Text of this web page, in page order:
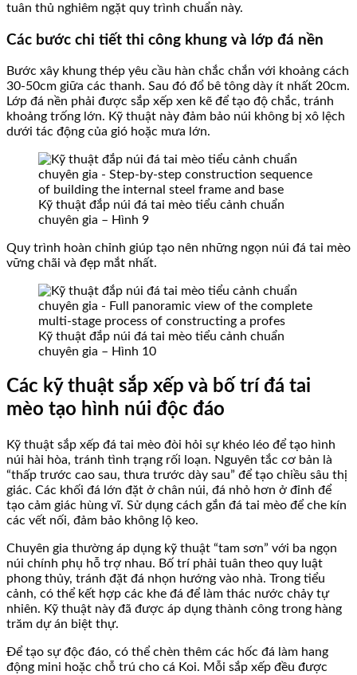
tuân thủ nghiêm ngặt quy trình chuẩn này.
Các bước chi tiết thi công khung và lớp đá nền
Bước xây khung thép yêu cầu hàn chắc chắn với khoảng cách
30-50cm giữa các thanh. Sau đó đổ bê tông dày ít nhất 20cm.
Lớp đá nền phải được sắp xếp xen kẽ để tạo độ chắc, tránh
khoảng trống lớn. Kỹ thuật này đảm bảo núi không bị xô lệch
dưới tác động của gió hoặc mưa lớn.
Kỹ thuật đắp núi đá tai mèo tiểu cảnh chuẩn
chuyên gia – Hình 9
Quy trình hoàn chỉnh giúp tạo nên những ngọn núi đá tai mèo
vững chãi và đẹp mắt nhất.
Kỹ thuật đắp núi đá tai mèo tiểu cảnh chuẩn
chuyên gia – Hình 10
Các kỹ thuật sắp xếp và bố trí đá tai
mèo tạo hình núi độc đáo
Kỹ thuật sắp xếp đá tai mèo đòi hỏi sự khéo léo để tạo hình
núi hài hòa, tránh tình trạng rối loạn. Nguyên tắc cơ bản là
“thấp trước cao sau, thưa trước dày sau” để tạo chiều sâu thị
giác. Các khối đá lớn đặt ở chân núi, đá nhỏ hơn ở đỉnh để
tạo cảm giác hùng vĩ. Sử dụng cách gắn đá tai mèo để che kín
các vết nối, đảm bảo không lộ keo.
Chuyên gia thường áp dụng kỹ thuật “tam sơn” với ba ngọn
núi chính phụ hỗ trợ nhau. Bố trí phải tuân theo quy luật
phong thủy, tránh đặt đá nhọn hướng vào nhà. Trong tiểu
cảnh, có thể kết hợp các khe đá để làm thác nước chảy tự
nhiên. Kỹ thuật này đã được áp dụng thành công trong hàng
trăm dự án biệt thự.
Để tạo sự độc đáo, có thể chèn thêm các hốc đá làm hang
động mini hoặc chỗ trú cho cá Koi. Mỗi sắp xếp đều được